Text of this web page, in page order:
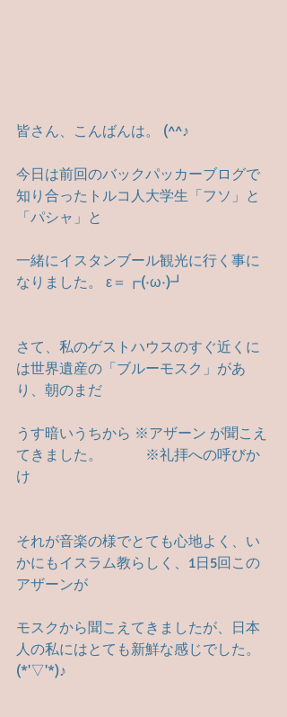
皆さん、こんばんは。 (^^♪
今日は前回のバックパッカーブログで
知り合ったトルコ人大学生「フソ」と
「パシャ」と
一緒にイスタンブール観光に行く事に
なりました。 ε＝┏(·ω·)┛
さて、私のゲストハウスのすぐ近くに
は世界遺産の「ブルーモスク」があ
り、朝のまだ
うす暗いうちから ※アザーン が聞こえ
てきました。　　　※礼拝への呼びか
け
それが音楽の様でとても心地よく、い
かにもイスラム教らしく、1日5回この
アザーンが
モスクから聞こえてきましたが、日本
人の私にはとても新鮮な感じでした。
(*'▽'*)♪